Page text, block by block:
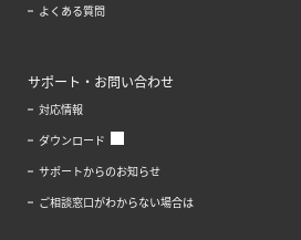
よくある質問
サポート・お問い合わせ
対応情報
ダウンロード
サポートからのお知らせ
ご相談窓口がわからない場合は